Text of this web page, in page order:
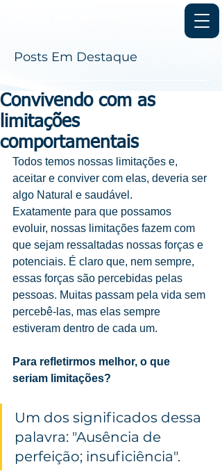
Posts Em Destaque
Convivendo com as
limitações
comportamentais
Todos temos nossas limitações e,
aceitar e conviver com elas, deveria ser
algo Natural e saudável.
Exatamente para que possamos
evoluir, nossas limitações fazem com
que sejam ressaltadas nossas forças e
potenciais. É claro que, nem sempre,
essas forças são percebidas pelas
pessoas. Muitas passam pela vida sem
percebê-las, mas elas sempre
estiveram dentro de cada um.
Para refletirmos melhor, o que
seriam limitações?
Um dos significados dessa
palavra: "Ausência de
perfeição; insuficiência".